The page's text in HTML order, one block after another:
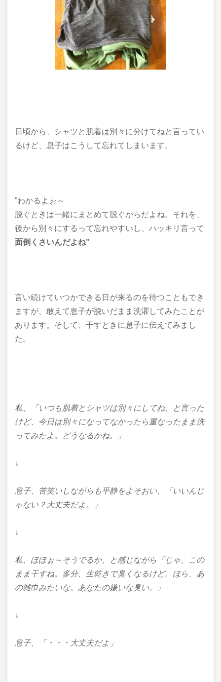
日頃から、シャツと肌着は別々に分けてねと言ってい
るけど、息子はこうして忘れてしまいます。
”わかるよぉ～
脱ぐときは一緒にまとめて脱ぐからだよね。それを、
後から別々にするって忘れやすいし、ハッキリ言って
面倒くさいんだよね”
言い続けていつかできる日が来るのを待つこともでき
ますが、敢えて息子が脱いだまま洗濯してみたことが
あります。そして、干すときに息子に伝えてみまし
た。
私、
「いつも肌着とシャツは別々にしてね、と言った
けど、
今日は別々になってなかったら重なったまま洗
ってみたよ。どうなるかね。」
↓
息子、苦笑いしながらも平静をよそおい、
「いいんじ
ゃない？大丈夫だよ。」
↓
私、ほほぉ～そうでるか、と感じながら
「じゃ、この
まま干すね。多分、生乾きで臭くなるけど。 ほら、あ
の雑巾みたいな。あなたの嫌いな臭い。
」
↓
息子、「・・・大丈夫だよ」